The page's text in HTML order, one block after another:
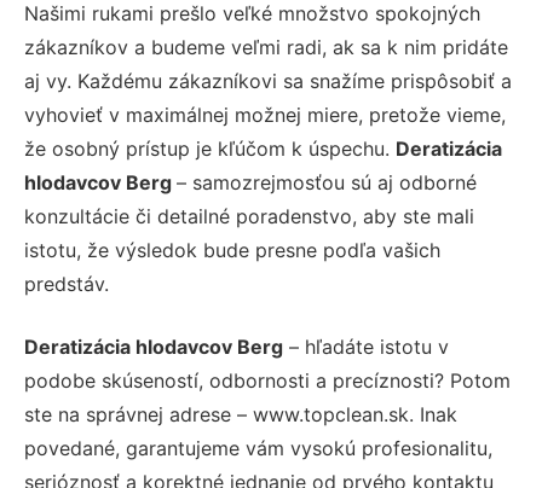
Našimi rukami prešlo veľké množstvo spokojných
zákazníkov a budeme veľmi radi, ak sa k nim pridáte
aj vy. Každému zákazníkovi sa snažíme prispôsobiť a
vyhovieť v maximálnej možnej miere, pretože vieme,
že osobný prístup je kľúčom k úspechu. Deratizácia
hlodavcov Berg – samozrejmosťou sú aj odborné
konzultácie či detailné poradenstvo, aby ste mali
istotu, že výsledok bude presne podľa vašich
predstáv.
Deratizácia hlodavcov Berg – hľadáte istotu v
podobe skúseností, odbornosti a precíznosti? Potom
ste na správnej adrese – www.topclean.sk. Inak
povedané, garantujeme vám vysokú profesionalitu,
serióznosť a korektné jednanie od prvého kontaktu